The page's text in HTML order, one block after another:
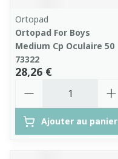
Ortopad
Ortopad For Boys
Medium Cp Oculaire 50
73322
28,26 €
Ajouter au panier